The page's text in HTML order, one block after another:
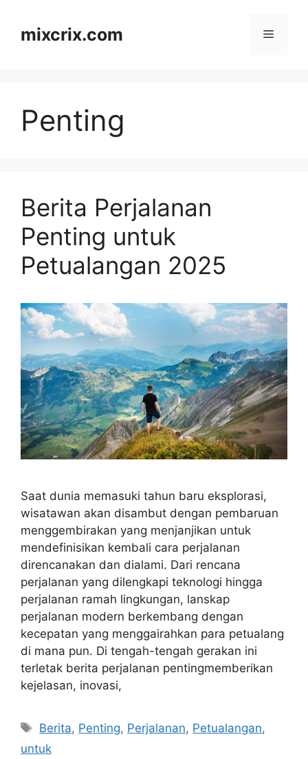
contentmixcrix.com Menu
Penting
Berita Perjalanan
Penting untuk
Petualangan 2025
Saat dunia memasuki tahun baru eksplorasi,
wisatawan akan disambut dengan pembaruan
menggembirakan yang menjanjikan untuk
mendefinisikan kembali cara perjalanan
direncanakan dan dialami. Dari rencana
perjalanan yang dilengkapi teknologi hingga
perjalanan ramah lingkungan, lanskap
perjalanan modern berkembang dengan
kecepatan yang menggairahkan para petualang
di mana pun. Di tengah-tengah gerakan ini
terletak berita perjalanan pentingmemberikan
kejelasan, inovasi,
Tags
Berita, Penting, Perjalanan, Petualangan,
untuk